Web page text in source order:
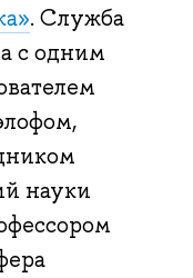
. Служба
с одним
науки